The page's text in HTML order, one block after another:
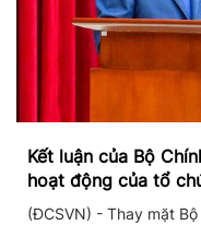
Kết luận của Bộ
hoạt động của tổ
II/2026
(ĐCSVN) - Thay mặt